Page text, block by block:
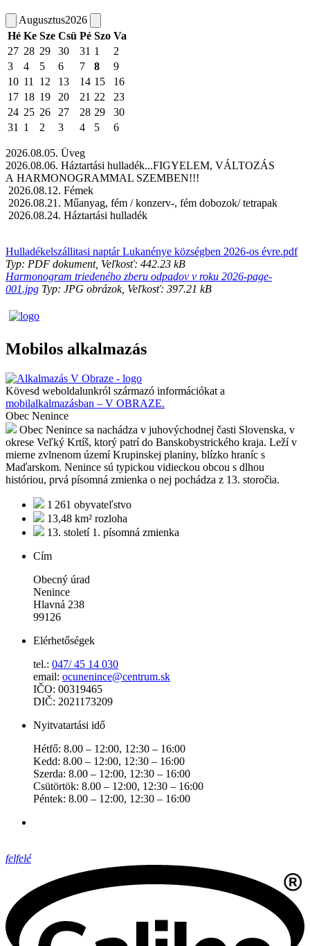
Augusztus2026
Hé Ke Sze Csü Pé Szo Va
27 28 29 30 31 1
2
3
4 5 6 7 8
9
10 11 12 13 14 15
16
17 18 19 20 21 22
23
24 25 26 27 28 29
30
31
1 2 3 4 5 6
2026.08.05. Üveg
2026.08.06. Háztartási hulladék...FIGYELEM, VÁLTOZÁS
A HARMONOGRAMMAL SZEMBEN!!!
2026.08.12. Fémek
2026.08.21. Műanyag, fém / konzerv-, fém dobozok/ tetrapak
2026.08.24. Háztartási hulladék
Hulladékelszállitasi naptár Lukanénye községben 2026-os évre.pdf
Typ: PDF dokument, Veľkosť: 442.23 kB
Harmonogram triedeného zberu odpadov v roku 2026-page-
001.jpg Typ: JPG obrázok, Veľkosť: 397.21 kB
Mobilos alkalmazás
Kövesd weboldalunkról származó információkat a
mobilalkalmazásban – V OBRAZE.
Obec Nenince
Obec Nenince sa nachádza v juhovýchodnej časti Slovenska, v
okrese Veľký Krtíš, ktorý patrí do Banskobystrického kraja. Leží v
mierne zvlnenom území Krupinskej planiny, blízko hraníc s
Maďarskom. Nenince sú typickou vidieckou obcou s dlhou
históriou, prvá písomná zmienka o nej pochádza z 13. storočia.
1 261 obyvateľstvo
13,48 km² rozloha
13. století 1. písomná zmienka
Cím
Obecný úrad
Nenince
Hlavná 238
99126
Elérhetőségek
tel.: 047/ 45 14 030
email: ocunenince@centrum.sk
IČO: 00319465
DIČ: 2021173209
Nyitvatartási idő
Hétfő: 8.00 – 12:00, 12:30 – 16:00
Kedd: 8.00 – 12:00, 12:30 – 16:00
Szerda: 8.00 – 12:00, 12:30 – 16:00
Csütörtök: 8.00 – 12:00, 12:30 – 16:00
Péntek: 8.00 – 12:00, 12:30 – 16:00
felfelé